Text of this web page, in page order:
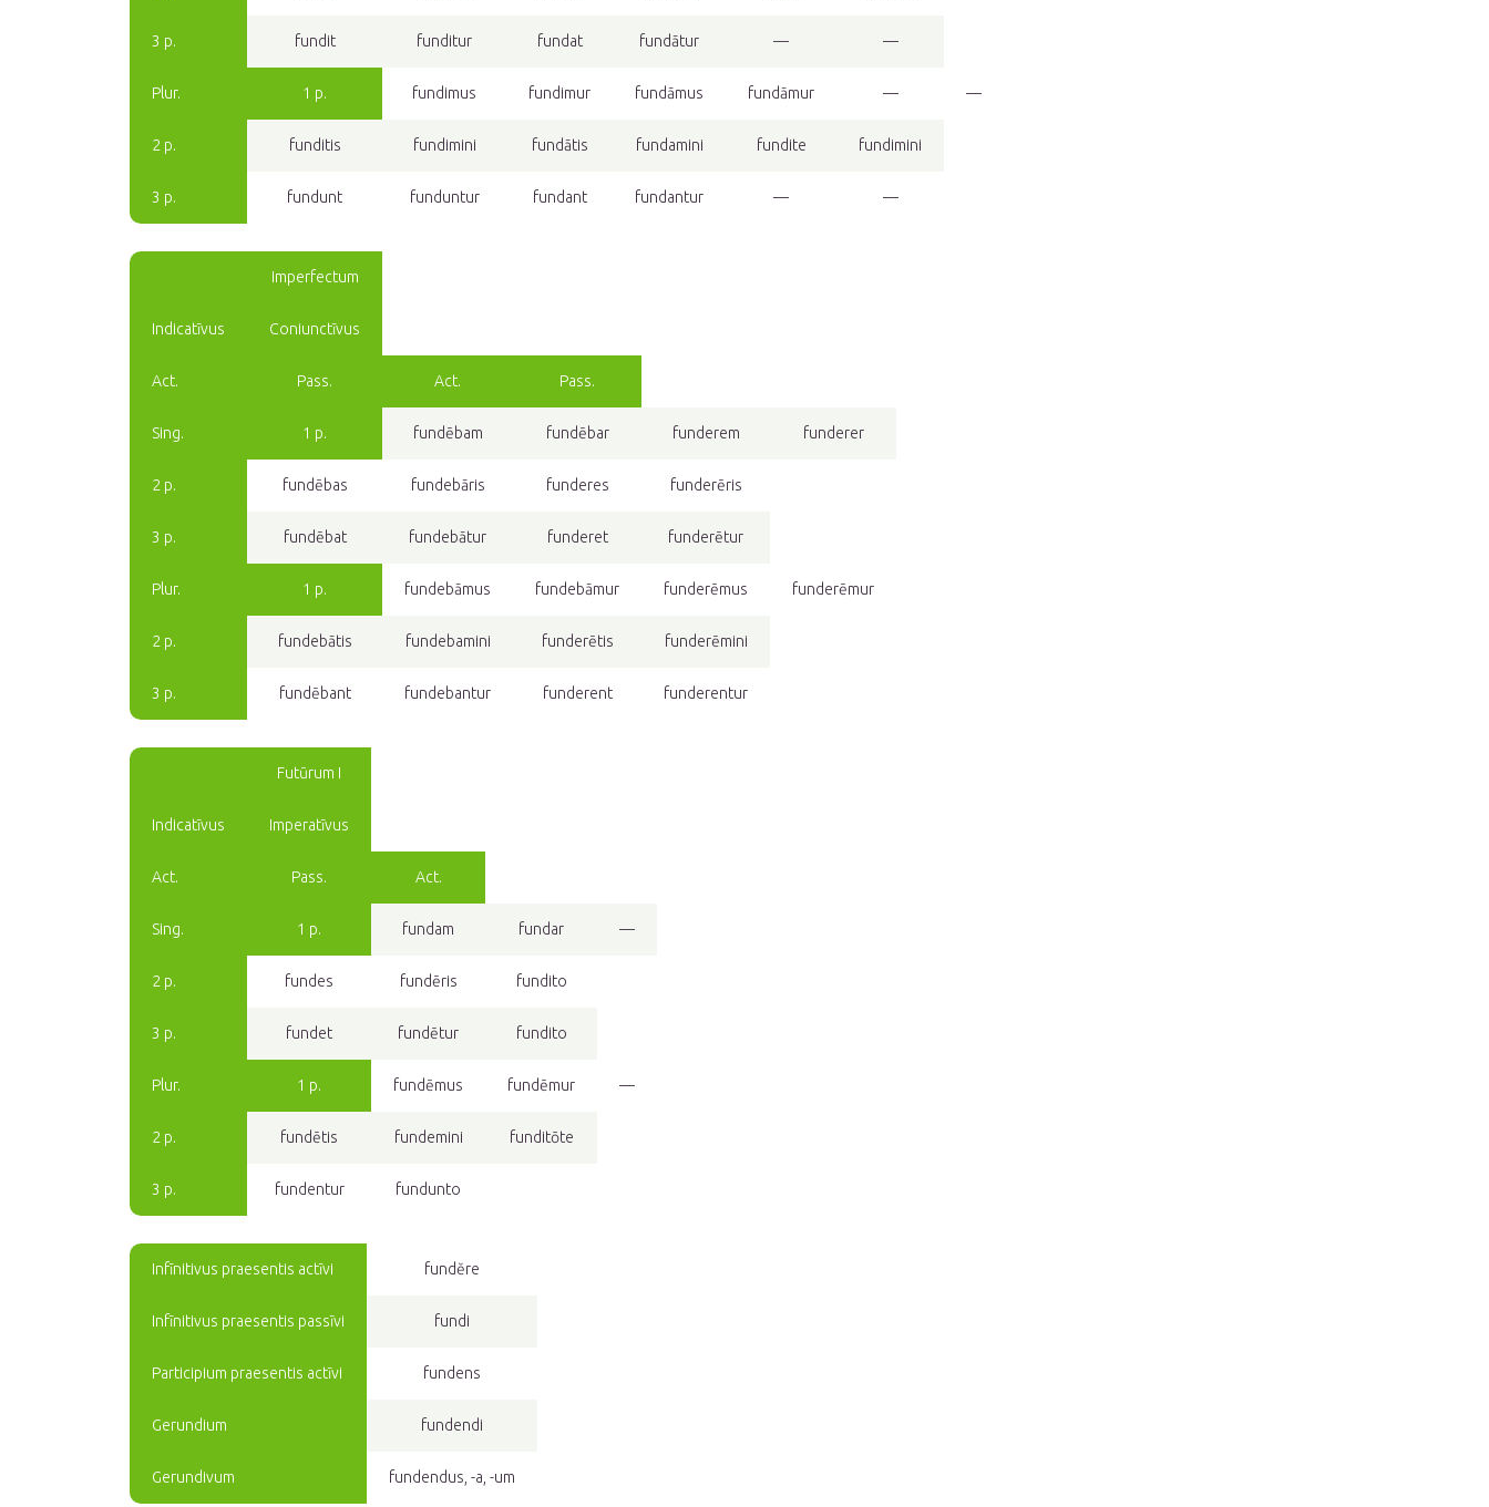
3 p. fundit funditur fundat fundātur — —
Plur. 1 p. fundimus fundimur fundāmus fundāmur — —
2 p. funditis fundimini fundātis fundamini fundite fundimini
3 p. fundunt funduntur fundant fundantur — —
Imperfectum
Indicatīvus Coniunctīvus
Act. Pass. Act. Pass.
Sing. 1 p. fundēbam fundēbar funderem funderer
2 p. fundēbas fundebāris funderes funderēris
3 p. fundēbat fundebātur funderet funderētur
Plur. 1 p. fundebāmus fundebāmur funderēmus funderēmur
2 p. fundebātis fundebamini funderētis funderēmini
3 p. fundēbant fundebantur funderent funderentur
Futūrum I
Indicatīvus Imperatīvus
Act. Pass. Act.
Sing. 1 p. fundam fundar —
2 p. fundes fundēris fundito
3 p. fundet fundētur fundito
Plur. 1 p. fundēmus fundēmur —
2 p. fundētis fundemini funditōte
3 p. fundentur fundunto
Infīnitivus praesentis actīvi fundĕre
Infīnitivus praesentis passīvi fundi
Participium praesentis actīvi fundens
Gerundium fundendi
Gerundivum fundendus, -a, -um